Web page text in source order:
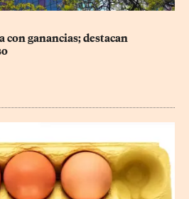
con ganancias; destacan